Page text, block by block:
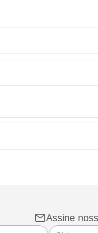
de produtos
Alternativamente
do produto ou carrinho de
Caso tenha urgência
com nosso suporte
Assine